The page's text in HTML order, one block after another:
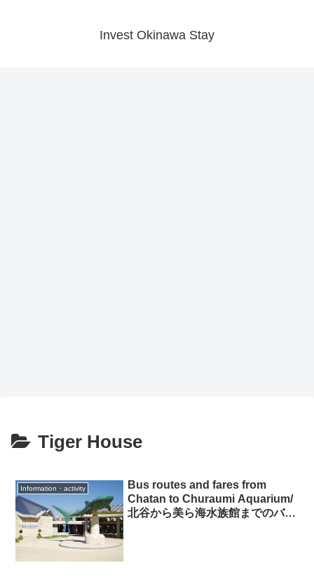
Invest Okinawa Stay
Tiger House
Information・activity
Bus routes and fares from
Chatan to Churaumi Aquarium/
北谷から美ら海水族館までのバス